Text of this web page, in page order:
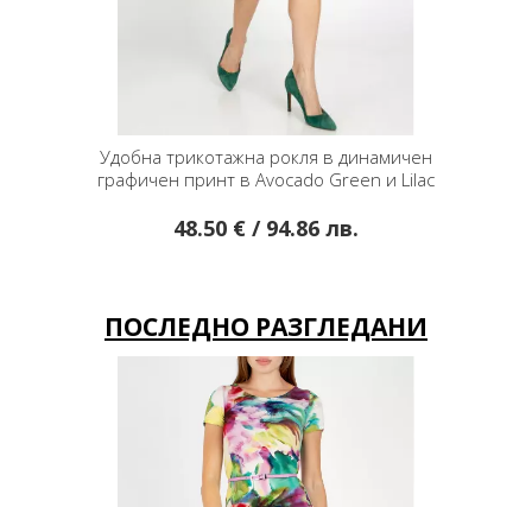
рокля в динамичен
принт в Avocado Green и Lilac
€ / 94.86 лв.
Удобна трикотажна рокля
в Navy Blue и
ПОСЛЕДНО РАЗГЛЕДАНИ